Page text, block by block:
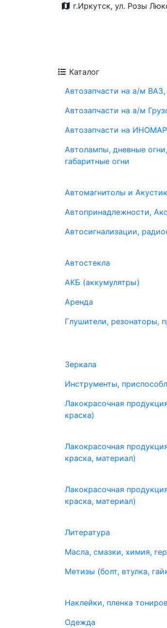
г.Иркутск, ул. Розы
Каталог
Автозапчасти на а/м
Автозапчасти на а/м
Автозапчасти на
Автолампы, дневные
габаритные огни
Автомагнитолы и
Автопринадлежности,
Автосигнализации,
Автостекла
АКБ (аккумулятры)
Аренда
Глушители, резонаторы,
Зеркала
Инструменты,
Лакокрасочная
краска)
Лакокрасочная
краска, материал)
Лакокрасочная
краска, материал)
Литература
Масла, смазки, химия,
Метизы (болт, втулка,
Наклейки, пленка
Одежда